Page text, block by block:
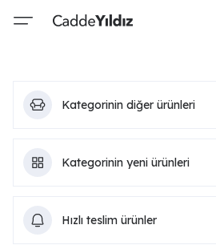
Kategorinin diğer ürünleri
Kategorinin yeni ürünleri
Hızlı teslim ürünler